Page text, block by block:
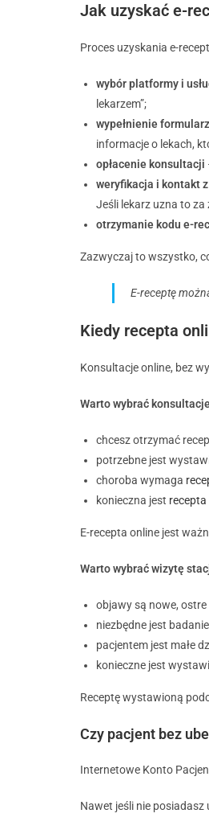
Jak uzyskać e-
Proces uzyskania e-
wybór platformy i
lekarzem”;
wypełnienie
informacje o lekach,
opłacenie konsultacji
weryfikacja i kontakt
Jeśli lekarz uzna to za
otrzymanie kodu e-
Zazwyczaj to wszystko,
E-receptę
Kiedy recepta
Konsultacje online, bez
Warto wybrać
chcesz otrzymać
potrzebne jest
choroba wymaga
konieczna jest recepta
E-recepta online jest
Warto wybrać wizytę
objawy są nowe,
niezbędne jest
pacjentem jest małe
konieczne jest
Receptę wystawioną
Czy pacjent bez
Internetowe Konto
Nawet jeśli nie